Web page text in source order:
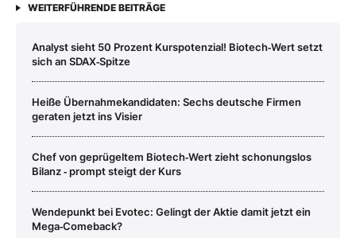
WEITERFÜHRENDE BEITRÄGE
Analyst sieht 50 Prozent Kurspotenzial! Biotech‑Wert setzt
sich an SDAX‑Spitze
Heiße Übernahmekandidaten: Sechs deutsche Firmen
geraten jetzt ins Visier
Chef von geprügeltem Biotech‑Wert zieht schonungslos
Bilanz ‑ prompt steigt der Kurs
Wendepunkt bei Evotec: Gelingt der Aktie damit jetzt ein
Mega‑Comeback?